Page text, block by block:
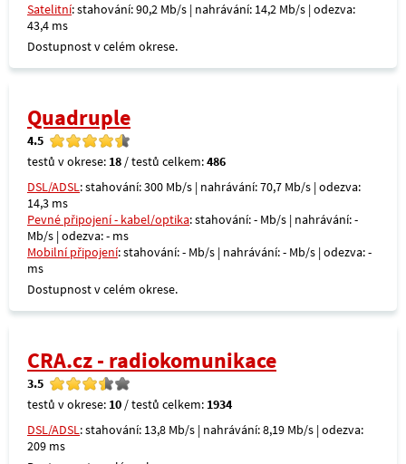
Satelitní: stahování: 90,2 Mb/s | nahrávání: 14,2 Mb/s | odezva:
43,4 ms
Dostupnost v celém okrese.
Quadruple
4.5
testů v okrese: 18 / testů celkem:486
DSL/ADSL: stahování: 300 Mb/s | nahrávání: 70,7 Mb/s | odezva:
14,3 ms
Pevné připojení - kabel/optika: stahování: - Mb/s | nahrávání: -
Mb/s | odezva: - ms
Mobilní připojení: stahování: - Mb/s | nahrávání: - Mb/s | odezva: -
ms
Dostupnost v celém okrese.
CRA.cz - radiokomunikace
3.5
testů v okrese: 10 / testů celkem: 1934
DSL/ADSL: stahování: 13,8 Mb/s | nahrávání: 8,19 Mb/s | odezva:
209 ms